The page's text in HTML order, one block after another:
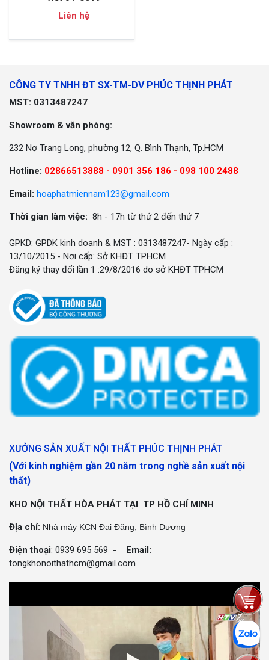
Liên hệ
CÔNG TY TNHH ĐT SX-TM-DV PHÚC THỊNH PHÁT
MST: 0313487247
Showroom & văn phòng:
232 Nơ Trang Long, phường 12, Q. Bình Thạnh, Tp.HCM
Hotline: 02866513888 - 0901 356 186 - 098 100 2488
Email: hoaphatmiennam123@gmail.com
Thời gian làm việc: 8h - 17h từ thứ 2 đến thứ 7
GPKD: GPDK kinh doanh & MST : 0313487247- Ngày cấp :
13/10/2015 - Nơi cấp: Sở KHĐT TPHCM
Đăng ký thay đổi lần 1 :29/8/2016 do sở KHĐT TPHCM
XƯỞNG SẢN XUẤT NỘI THẤT PHÚC THỊNH PHÁT
(Với kinh nghiệm gần 20 năm trong nghề sản xuất nội
thất)
KHO NỘI THẤT HÒA PHÁT TẠI TP HỒ CHÍ MINH
Địa chỉ: Nhà máy KCN Đại Đăng, Bình Dương
Điện thoại: 0939 695 569 -
Email:
tongkhonoithathcm@gmail.com